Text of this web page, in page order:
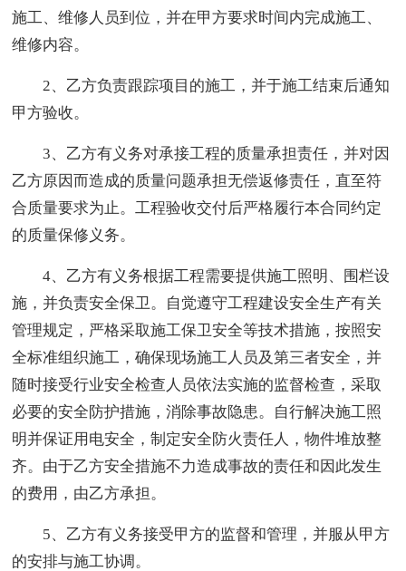
施工、维修人员到位，并在甲方要求时间内完成施工、
维修内容。
2、乙方负责跟踪项目的施工，并于施工结束后通知
甲方验收。
3、乙方有义务对承接工程的质量承担责任，并对因
乙方原因而造成的质量问题承担无偿返修责任，直至符
合质量要求为止。工程验收交付后严格履行本合同约定
的质量保修义务。
4、乙方有义务根据工程需要提供施工照明、围栏设
施，并负责安全保卫。自觉遵守工程建设安全生产有关
管理规定，严格采取施工保卫安全等技术措施，按照安
全标准组织施工，确保现场施工人员及第三者安全，并
随时接受行业安全检查人员依法实施的监督检查，采取
必要的安全防护措施，消除事故隐患。自行解决施工照
明并保证用电安全，制定安全防火责任人，物件堆放整
齐。由于乙方安全措施不力造成事故的责任和因此发生
的费用，由乙方承担。
5、乙方有义务接受甲方的监督和管理，并服从甲方
的安排与施工协调。